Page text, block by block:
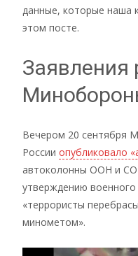
данные, которые наша
этом посте.
Заявления
Вечером 20 сентября
России опубликовало
автоколонны ООН и
утверждению
«террористы
минометом».